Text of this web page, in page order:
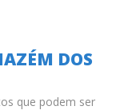
DOS
que podem ser